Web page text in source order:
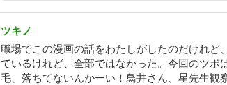
ツキノ
職場でこの漫画の話をわたしがしたのだけれど
ているけれど、全部ではなかった。今回のツボ
毛、落ちてないんかーい！鳥井さん、星先生観